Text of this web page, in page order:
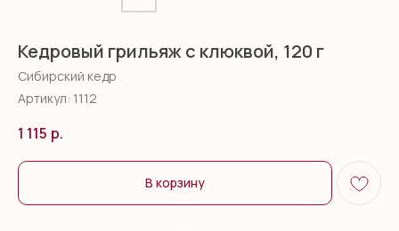
Кедровый грильяж с клюквой, 120 г
Сибирский кедр
Артикул: 1112
1 115 р.
В корзину